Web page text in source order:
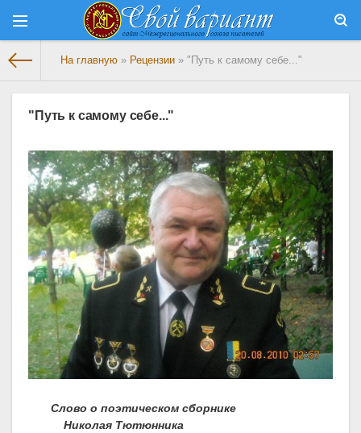
На главную » Рецензии » "Путь к самому себе..."
"Путь к самому себе..."
Слово о поэтическом сборнике
Николая Тютюнника